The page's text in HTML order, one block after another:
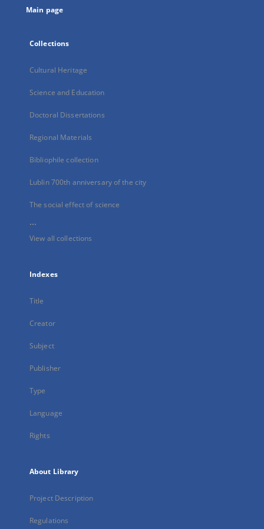
Main page
Collections
Cultural Heritage
Science and Education
Doctoral Dissertations
Regional Materials
Bibliophile collection
Lublin 700th anniversary of the city
The social effect of science
...
View all collections
Indexes
Title
Creator
Subject
Publisher
Type
Language
Rights
About Library
Project Description
Regulations